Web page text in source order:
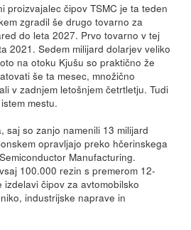
proizvajalec čipov TSMC je ta teden
zgradil še drugo tovarno za
do leta 2027. Prvo tovarno v tej
2021. Sedem milijard dolarjev veliko
na otoku Kjušu so praktično že
še ta mesec, množično
v zadnjem letošnjem četrtletju. Tudi
mestu.
saj so zanjo namenili 13 milijard
opravljajo preko hčerinskega
Manufacturing.
100.000 rezin s premerom 12-
čipov za avtomobilsko
industrijske naprave in